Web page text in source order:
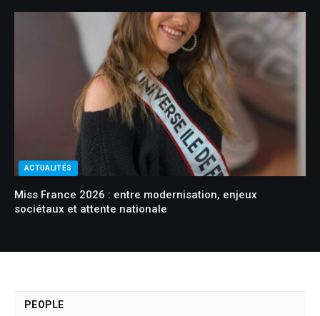
ACTUALITÉS
Miss France 2026 : entre modernisation, enjeux
sociétaux et attente nationale
PEOPLE